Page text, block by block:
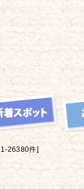
26380件]